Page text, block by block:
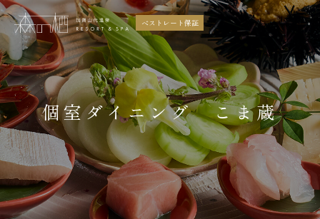
ベストレート保証
コンセプト お部屋
お料理 温泉
館内施設 周辺案内
個室ダイニング こま蔵